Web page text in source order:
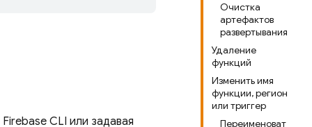
Очистка
артефактов
развертывания
Удаление
функций
Изменить имя
функции, регион
или триггер
Переименоват
Firebase CLI или задавая